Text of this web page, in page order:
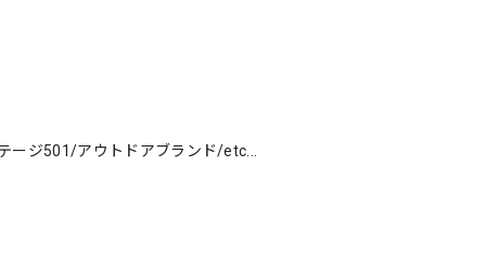
ージ501/アウトドアブランド/etc...